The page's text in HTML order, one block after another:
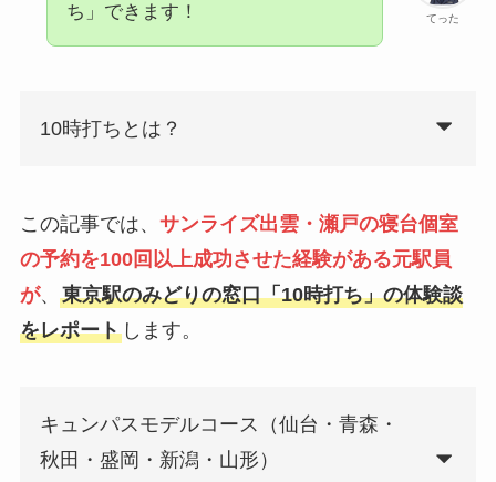
てった
ち」できます！
10時打ちとは？
この記事では、 サンライズ出雲・瀬戸の寝台個室
の予約を100回以上成功させた経験がある元駅員
が、 東京駅のみどりの窓口「10時打ち」の体験談
をレポートします。
キュンパスモデルコース（仙台・青森・
秋田・盛岡・新潟・山形）